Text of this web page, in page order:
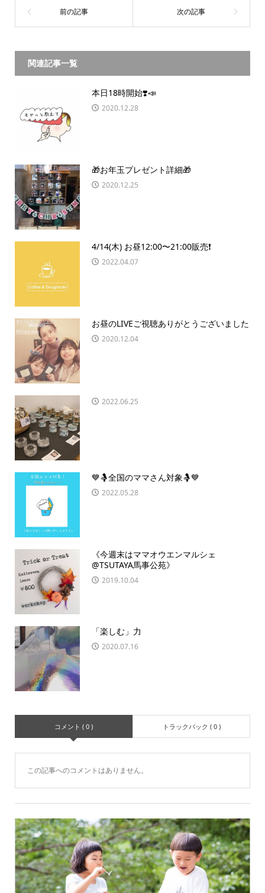
関連記事一覧
本日18時開始❣️📣
2020.12.28
🎁お年玉プレゼント詳細🎁
2020.12.25
4/14(木) お昼12:00〜21:00販売❗️
2022.04.07
お昼のLIVEご視聴ありがとうございました
2020.12.04
2022.06.25
💙🤱全国のママさん対象🤱💙
2022.05.28
《今週末はママオウエンマルシェ
@TSUTAYA馬事公苑》
2019.10.04
「楽しむ」力
2020.07.16
コメント ( 0 ) トラックバック ( 0 )
この記事へのコメントはありません。